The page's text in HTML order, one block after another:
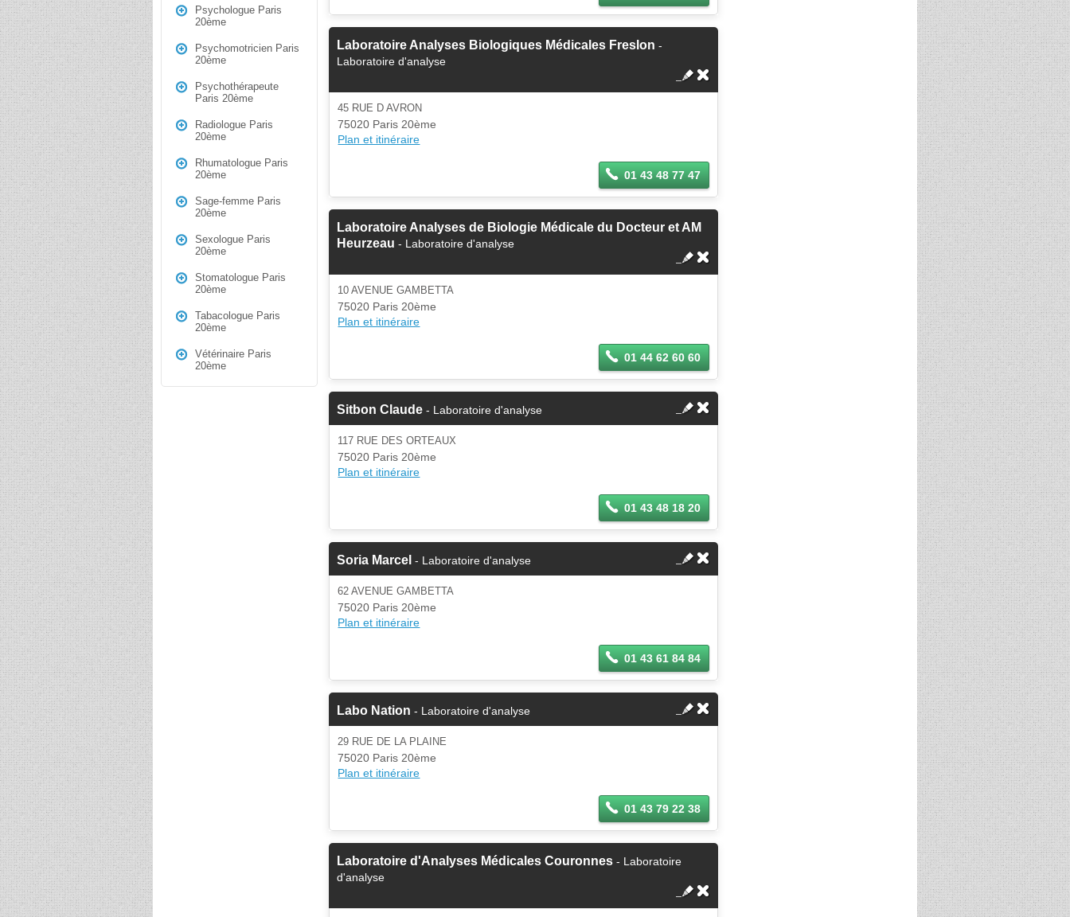
Psychologue Paris
20ème
Psychomotricien Paris
20ème
Psychothérapeute
Paris 20ème
Radiologue Paris
20ème
Rhumatologue Paris
20ème
Sage-femme Paris
20ème
Sexologue Paris
20ème
Stomatologue Paris
20ème
Tabacologue Paris
20ème
Vétérinaire Paris
20ème
Laboratoire Analyses Biologiques Médicales Freslon -
Laboratoire d'analyse
45 RUE D AVRON
75020 Paris 20ème
Plan et itinéraire
01 43 48 77 47
Laboratoire Analyses de Biologie Médicale du Docteur et AM
Heurzeau - Laboratoire d'analyse
10 AVENUE GAMBETTA
75020 Paris 20ème
Plan et itinéraire
01 44 62 60 60
Sitbon Claude - Laboratoire d'analyse
117 RUE DES ORTEAUX
75020 Paris 20ème
Plan et itinéraire
01 43 48 18 20
Soria Marcel - Laboratoire d'analyse
62 AVENUE GAMBETTA
75020 Paris 20ème
Plan et itinéraire
01 43 61 84 84
Labo Nation - Laboratoire d'analyse
29 RUE DE LA PLAINE
75020 Paris 20ème
Plan et itinéraire
01 43 79 22 38
Laboratoire d'Analyses Médicales Couronnes - Laboratoire
d'analyse